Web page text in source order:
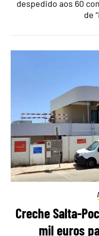
despedido aos 60
de
Creche Salta-
mil euros